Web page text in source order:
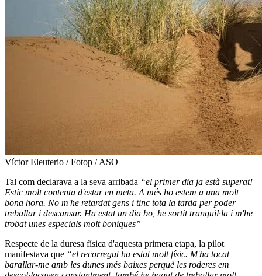
Víctor Eleuterio / Fotop / ASO
Tal com declarava a la seva arribada “el primer dia ja està superat!
Estic molt contenta d'estar en meta. A més ho estem a una molt
bona hora. No m'he retardat gens i tinc tota la tarda per poder
treballar i descansar. Ha estat un dia bo, he sortit tranquil·la i m'he
trobat unes especials molt boniques”
Respecte de la duresa física d'aquesta primera etapa, la pilot
manifestava que “el recorregut ha estat molt físic. M'ha tocat
barallar-me amb les dunes més baixes perquè les roderes em